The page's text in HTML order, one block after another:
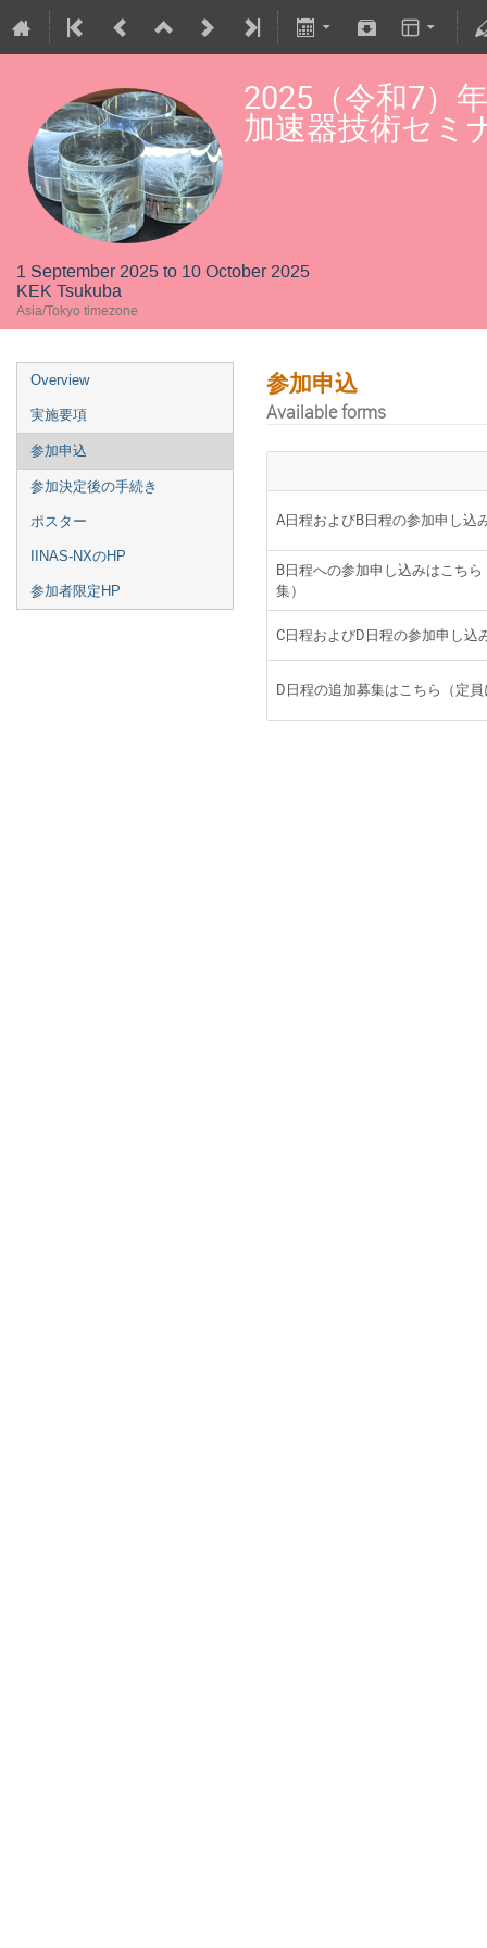
2025（令和7）
加速器技術セミ
1 September 2025 to 10 October 2025
KEK Tsukuba
Asia/Tokyo timezone
Overview
実施要項
参加申込
参加決定後の手続き
ポスター
IINAS-NXのHP
参加者限定HP
参加申込
Available forms
A日程およびB日程の参加申し込
B日程への参加申し込みはこち
集）
C日程およびD日程の参加申し込
D日程の追加募集はこちら（定